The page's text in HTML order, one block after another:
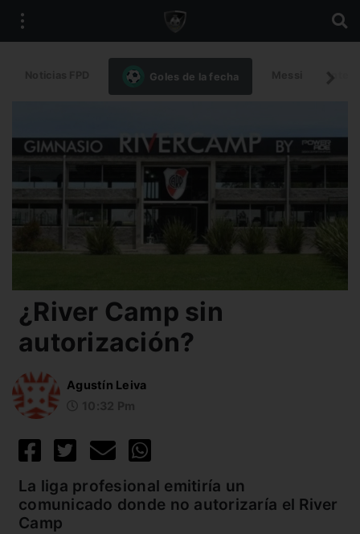
Goles de la fecha
¿River Camp sin
autorización?
Agustín Leiva
La liga profesional emitiría un
comunicado donde no autorizaría el River
Camp